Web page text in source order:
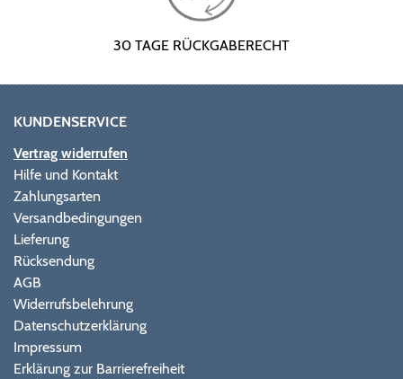
30 TAGE RÜCKGABERECHT
KUNDENSERVICE
Vertrag widerrufen
Hilfe und Kontakt
Zahlungsarten
Versandbedingungen
Lieferung
Rücksendung
AGB
Widerrufsbelehrung
Datenschutzerklärung
Impressum
Erklärung zur Barrierefreiheit